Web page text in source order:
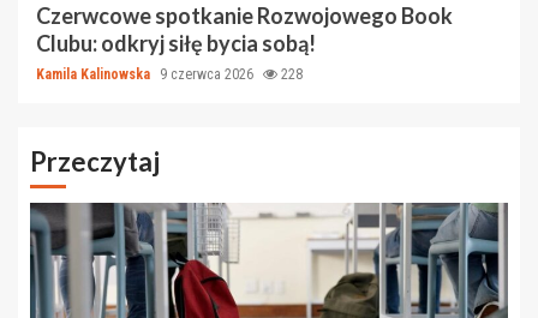
Czerwcowe spotkanie Rozwojowego Book
Clubu: odkryj siłę bycia sobą!
Kamila Kalinowska 9 czerwca 2026 228
Przeczytaj